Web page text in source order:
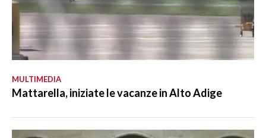
MULTIMEDIA
Mattarella, iniziate le vacanze in Alto Adige